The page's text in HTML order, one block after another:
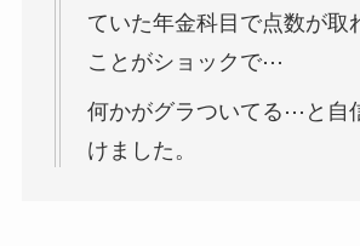
ていた年金科目で点数が取
ことがショックで⋯
何かがグラついてる⋯と自
けました。